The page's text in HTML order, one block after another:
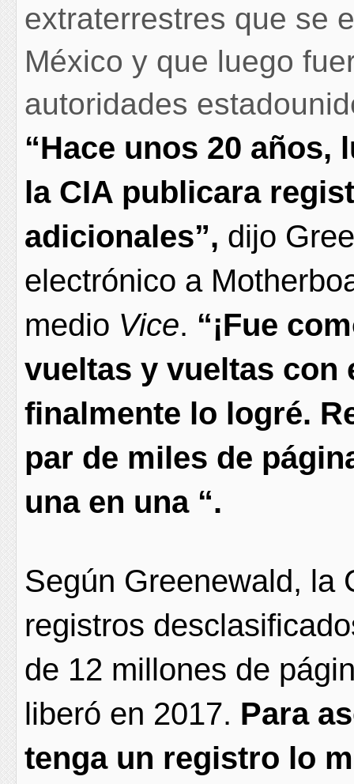
extraterrestres que se
México y que luego
autoridades
“Hace unos 20 años,
la CIA publicara
adicionales”, dijo
electrónico a
medio Vice. “¡Fue
vueltas y vueltas con
finalmente lo logré.
par de miles de
una en una “.
Según Greenewald, la
registros
de 12 millones de
liberó en 2017. Para
tenga un registro lo